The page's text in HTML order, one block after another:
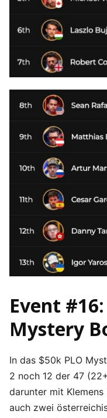
Event
Mystery
In das $50k PLO
2 noch 12 der 47
darunter mit
auch zwei